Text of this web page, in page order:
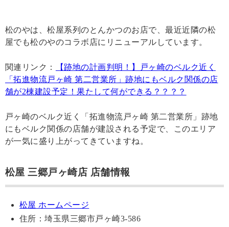
松のやは、松屋系列のとんかつのお店で、最近近隣の松
屋でも松のやのコラボ店にリニューアルしています。
関連リンク：
【跡地の計画判明！】戸ヶ崎のベルク近く
「拓進物流戸ヶ崎 第二営業所」跡地にもベルク関係の店
舗が2棟建設予定！果たして何ができる？？？？
戸ヶ崎のベルク近く「拓進物流戸ヶ崎 第二営業所」跡地
にもベルク関係の店舗が建設される予定で、このエリア
が一気に盛り上がってきていますね。
松屋 三郷戸ヶ崎店 店舗情報
松屋 ホームページ
住所：埼玉県三郷市戸ヶ崎3-586